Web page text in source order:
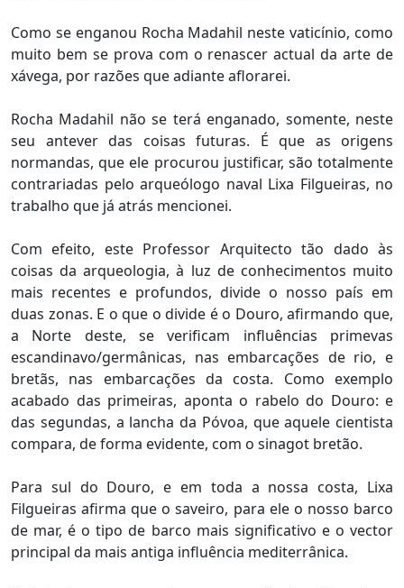
Como se enganou Rocha Madahil neste vaticínio, como
muito bem se prova com o renascer actual da arte de
xávega, por razões que adiante aflorarei.
Rocha Madahil não se terá enganado, somente, neste
seu antever das coisas futuras. É que as origens
normandas, que ele procurou justificar, são totalmente
contrariadas pelo arqueólogo naval Lixa Filgueiras, no
trabalho que já atrás mencionei.
Com efeito, este Professor Arquitecto tão dado às
coisas da arqueologia, à luz de conhecimentos muito
mais recentes e profundos, divide o nosso país em
duas zonas. E o que o divide é o Douro, afirmando que,
a Norte deste, se verificam influências primevas
escandinavo/germânicas, nas embarcações de rio, e
bretãs, nas embarcações da costa. Como exemplo
acabado das primeiras, aponta o rabelo do Douro: e
das segundas, a lancha da Póvoa, que aquele cientista
compara, de forma evidente, com o sinagot bretão.
Para sul do Douro, e em toda a nossa costa, Lixa
Filgueiras afirma que o saveiro, para ele o nosso barco
de mar, é o tipo de barco mais significativo e o vector
principal da mais antiga influência mediterrânica.